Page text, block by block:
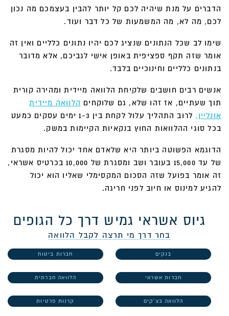
הדברים על מנת שיהיה לכם קל יותר להבין בעצמכם מה נכון
לכם, מה לא, מה המשמעות של כל דבר ועוד.
שימו לב שכל הנתונים שנציג לכם יהיו נתונים כלליים ואין זה
אומר שזה תקף ספציפית באופן אישי לגביכם, אלא מדובר
בנתונים כלליים וחינוכיים בלבד.
אנשים רבים חושבים שלקיחת הלוואה מיידית ומהירה קורית
תוך שעתיים, אז זהו שלא, גם שלוקחים הלוואה מיידית
אונליין,
לרוב התהליך עלול לקחת בין 1-3 ימים עסקים כמעט
בכל סוגי ההלוואות החוץ בנקאיות הקיימות במשק.
הדוגמא הפשוטה ביותר היא שלאדם אחד יכול להיות מסגרת
של עד 15,000 בעובר ושב ומסגרת של 10,000 בכרטיס אשראי,
זה אומר בפועל שזה הסכום המקסימלי שאליו הוא יכול
להגיע למינוס או חיוב לפני חריגה.
גיוס אשראי גמיש דרך כל הגופים
בחר דרך מי תרצה לקבל הלוואה
בנקים חברות ביטוח
חברות אשראי הלוואה חברתית
הלוואה בצ'קים קרנות פרטיות